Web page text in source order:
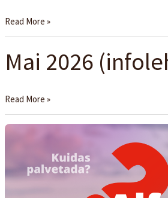
Read More »
Mai 2026
Mai
2026
Read More »
Alfa
see